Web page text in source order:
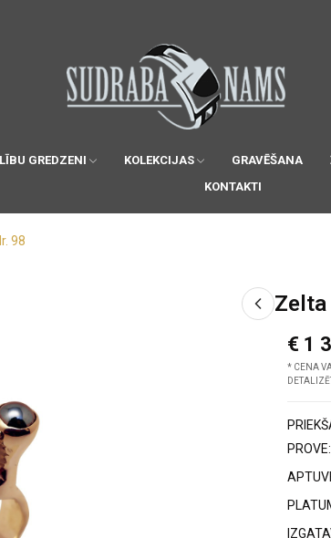
GREDZENI KOLEKCIJAS GRAVĒŠANA
KONTAKTI
98
Zelta
€ 1
* CENA
PROVE: